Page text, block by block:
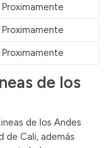
Proximamente
Proximamente
Proximamente
de los
de los Andes
de Cali, además